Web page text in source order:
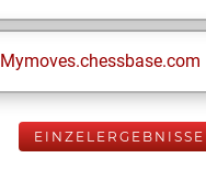
Mymoves.chessbase.com
EINZELERGEBNISSE